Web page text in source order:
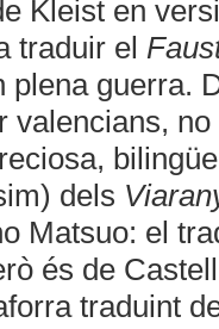
Kleist en
traduir el
plena guerra.
valencians, no
dels
Matsuo: el
és de
traduint